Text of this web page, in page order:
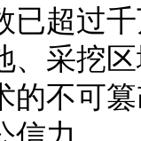
已超过
、采挖
的不可